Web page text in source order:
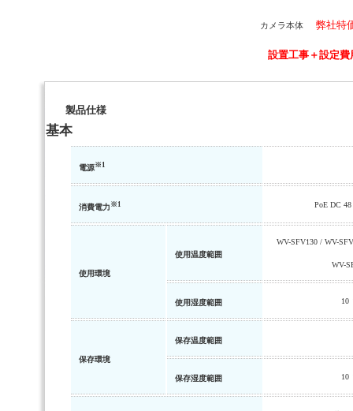
カメラ本体 弊社特
設置工事＋設定
製品仕様
基本
電源※1
消費電力 ※1 PoE DC
使用環境
使用温度範囲
WV-SFV130 / WV-
WV-
使用湿度範囲 10
保存環境
保存温度範囲
保存湿度範囲 10